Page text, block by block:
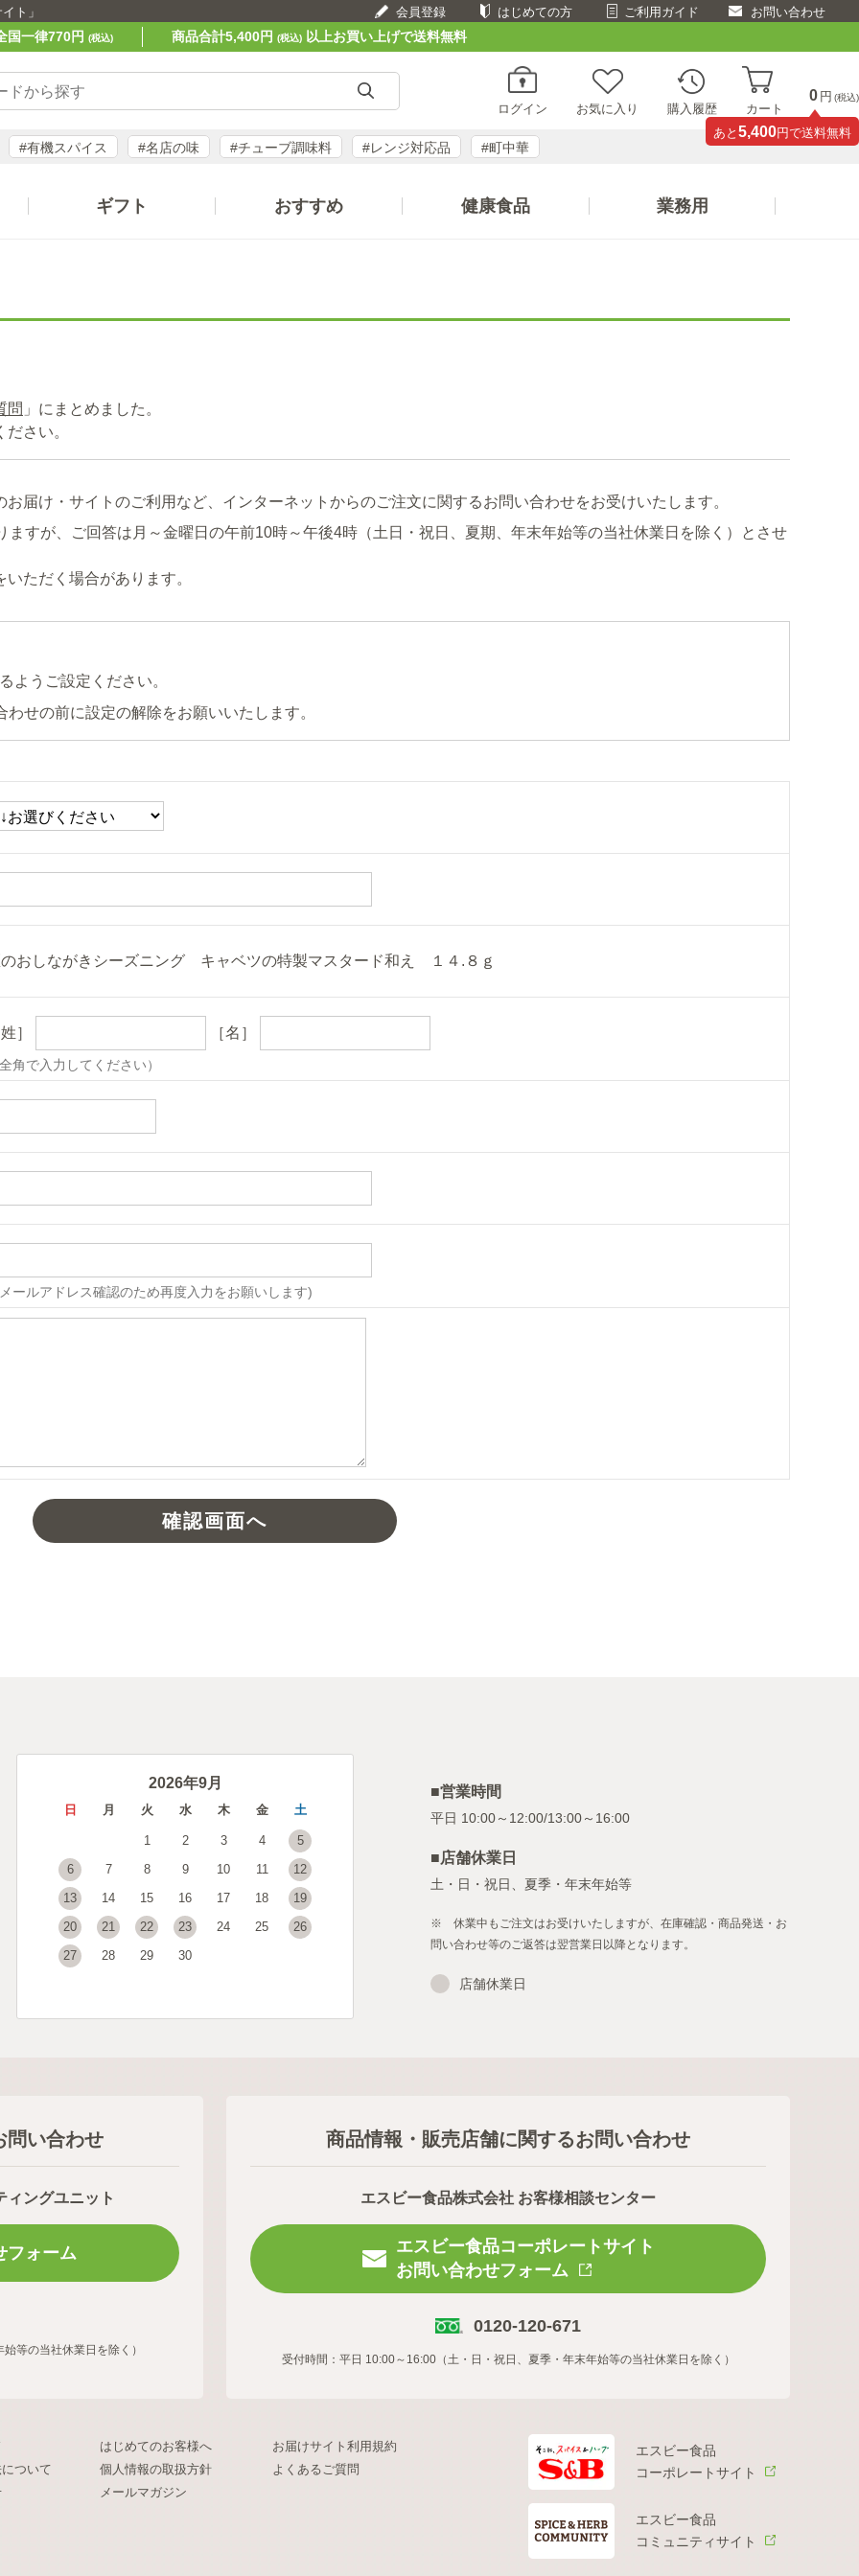
ト」 会員登録 はじめての方 ご利用ガイド お問い合わせ
国一律770円 (税込) 商品合計5,400円 (税込)以上お買い上げで送料無料
ログイン お気に入り 購入履歴 カート
0 円 (税込)
あと 5,400円で送料無料
#有機スパイス #名店の味 #チューブ調味料 #レンジ対応品 #町中華
ギフト おすすめ 健康食品 業務用
問 」にまとめました。
さい。
届け・サイトのご利用など、インターネットからのご注文に関するお問い合わせをお受けいたします。
すが、ご回答は月～金曜日の午前10時～午後4時（土日・祝日、夏期、年末年始等の当社休業日を除く）とさせ
ただく場合があります。
ようご設定ください。
せの前に設定の解除をお願いいたします。
おしながきシーズニング キャベツの特製マスタード和え １４.８ｇ
］ ［名］
角で入力してください）
ールアドレス確認のため再度入力をお願いします)
2026年9月
日 月 火 水 木 金 土
1 2 3 4
5
6
7 8 9 10 11
12
13
14 15 16 17 18
19
20
21 22 23 24 25
26
27
28 29 30
■営業時間
■店舗休業日
土・日・祝日、夏季・年末年始等
※ 休業中もご注文はお受けいたしますが、在庫確認・商品発送・お
問い合わせ等のご返答は翌営業日以降となります。
店舗休業日
問い合わせ
ィングユニット
フォーム
等の当社休業日を除く）
商品情報・販売店舗に関するお問い合わせ
エスビー食品株式会社 お客様相談センター
エスビー食品コーポレートサイト
お問い合わせフォーム
0120-120-671
受付時間：平日 10:00～16:00（土・日・祝日、夏季・年末年始等の当社休業日を除く）
はじめてのお客様へ
お届けサイト利用規約
ついて
個人情報の取扱方針
よくあるご質問
メールマガジン
エスビー食品
コーポレートサイト
エスビー食品
コミュニティサイト